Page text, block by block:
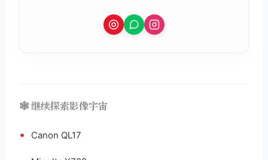
🕸️ 继续探索影像宇宙
• Canon QL17